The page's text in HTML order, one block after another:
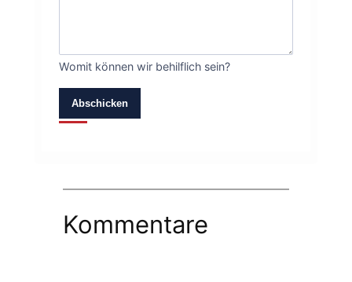
Womit können wir behilflich sein?
Abschicken
Kommentare